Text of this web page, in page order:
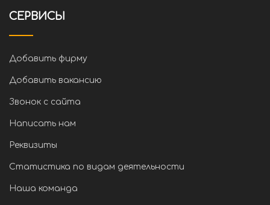
СЕРВИСЫ
Добавить фирму
Добавить вакансию
Звонок с сайта
Написать нам
Реквизиты
Статистика по видам деятельности
Наша команда